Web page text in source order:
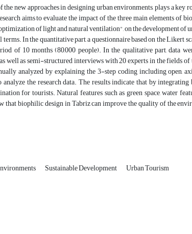
new approaches in designing urban environments, plays a
aims to evaluate the impact of the three main elements of
of light and natural ventilation", on the development of
In the quantitative part, a questionnaire based on the Likert
of 10 months (80,000 people). In the qualitative part, data
well as semi-structured interviews with 20 experts in the fields
analyzed by explaining the 3-step coding including open,
the research data. The results indicate that by
for tourists. Natural features such as green space, water
that biophilic design in Tabriz can improve the quality of the
Sustainable Development Urban Tourism